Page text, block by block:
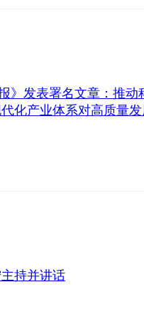
》发表署名文章：推动
化产业体系对高质量
持并讲话